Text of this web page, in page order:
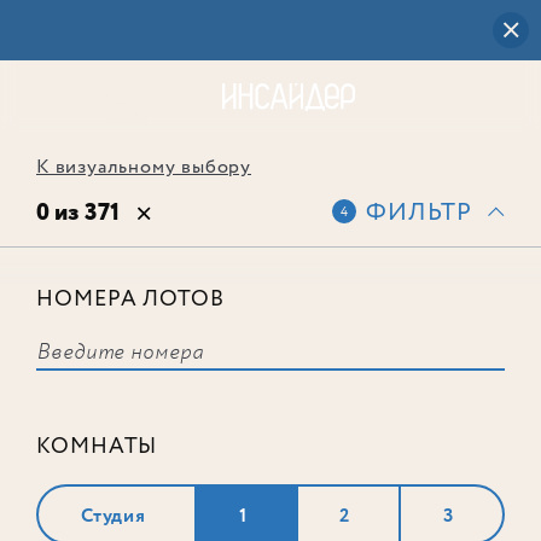
К визуальному выбору
0 из 371 4 ФИЛЬТР
НОМЕРА ЛОТОВ
КОМНАТЫ
Студия 1 2 3
соответствует ни одного лота